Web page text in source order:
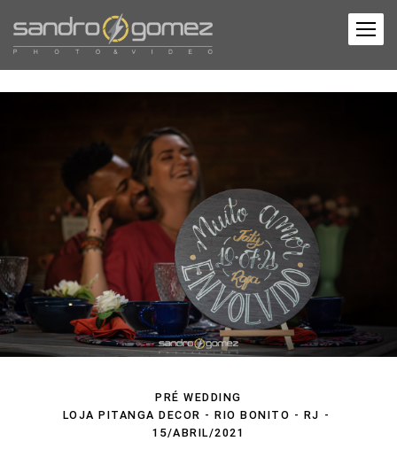
PRÉ WEDDING
LOJA PITANGA DECOR - RIO BONITO - RJ
15/ABRIL/2021